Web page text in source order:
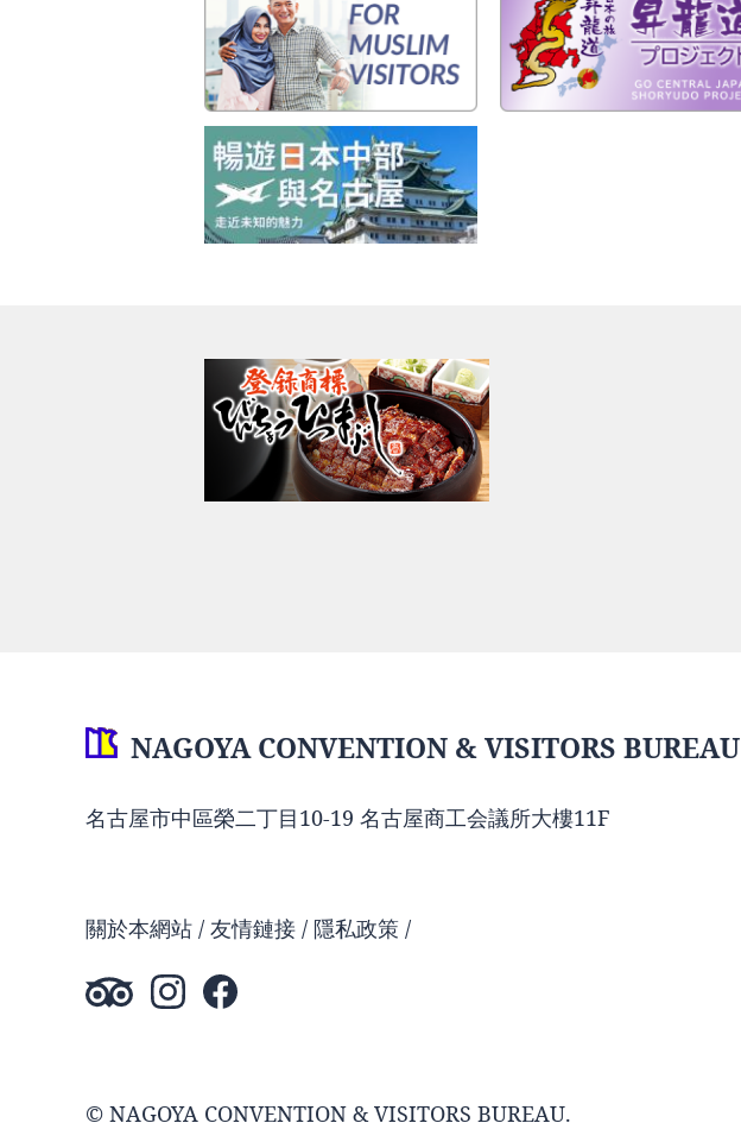
NAGOYA CONVENTION & VISITORS BUREAU
名古屋市中區榮二丁目10-19 名古屋商工会議所大樓11F
關於本網站 友情鏈接 隱私政策
© NAGOYA CONVENTION & VISITORS BUREAU.